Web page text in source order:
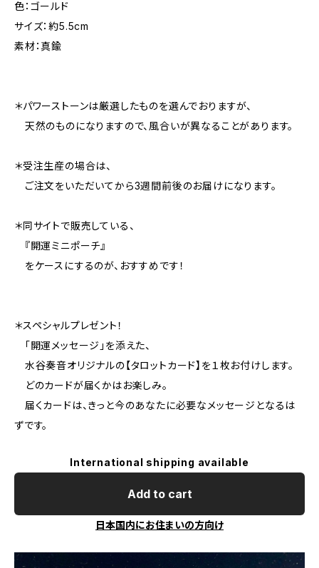
色：ゴールド
サイズ：約5.5cm
素材：真鍮
＊パワーストーンは厳選したものを選んでおりますが、
天然のものになりますので、風合いが異なることがあります。
＊受注生産の場合は、
ご注文をいただいてから3週間前後のお届けになります。
＊同サイトで販売している、
『開運ミニポーチ』
をケースにするのが、おすすめです！
＊スペシャルプレゼント！
「開運メッセージ」を添えた、
水谷奏音オリジナルの【タロットカード】を１枚お付けします。
どのカードが届くかはお楽しみ。
届くカードは、きっと今のあなたに必要なメッセージとなるは
ずです。
International shipping available
Add to cart
日本国内にお住まいの方向け